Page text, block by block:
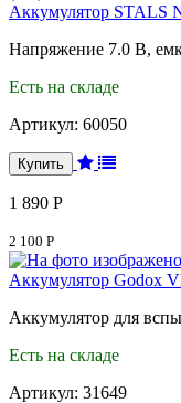
Аккумулятор STALS
Напряжение 7.0 В,
Есть на складе
Артикул: 60050
1 890 Р
2 100 Р
Аккумулятор Godox
Аккумулятор для
Есть на складе
Артикул: 31649